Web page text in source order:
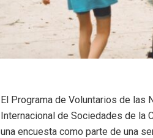
El Programa de Voluntarios de las
Internacional de Sociedades de la
una encuesta como parte de una